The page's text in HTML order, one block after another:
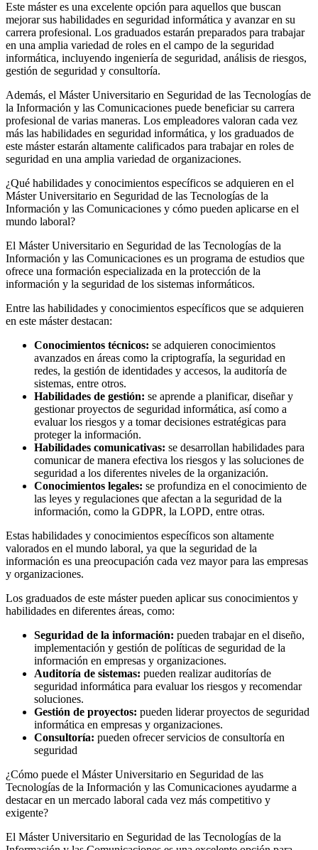
Este máster es una excelente opción para aquellos que buscan
mejorar sus habilidades en seguridad informática y avanzar en su
carrera profesional. Los graduados estarán preparados para trabajar
en una amplia variedad de roles en el campo de la seguridad
informática, incluyendo ingeniería de seguridad, análisis de riesgos,
gestión de seguridad y consultoría.
Además, el Máster Universitario en Seguridad de las Tecnologías de
la Información y las Comunicaciones puede beneficiar su carrera
profesional de varias maneras. Los empleadores valoran cada vez
más las habilidades en seguridad informática, y los graduados de
este máster estarán altamente calificados para trabajar en roles de
seguridad en una amplia variedad de organizaciones.
¿Qué habilidades y conocimientos específicos se adquieren en el
Máster Universitario en Seguridad de las Tecnologías de la
Información y las Comunicaciones y cómo pueden aplicarse en el
mundo laboral?
El Máster Universitario en Seguridad de las Tecnologías de la
Información y las Comunicaciones es un programa de estudios que
ofrece una formación especializada en la protección de la
información y la seguridad de los sistemas informáticos.
Entre las habilidades y conocimientos específicos que se adquieren
en este máster destacan:
Conocimientos técnicos: se adquieren conocimientos
avanzados en áreas como la criptografía, la seguridad en
redes, la gestión de identidades y accesos, la auditoría de
sistemas, entre otros.
Habilidades de gestión: se aprende a planificar, diseñar y
gestionar proyectos de seguridad informática, así como a
evaluar los riesgos y a tomar decisiones estratégicas para
proteger la información.
Habilidades comunicativas: se desarrollan habilidades para
comunicar de manera efectiva los riesgos y las soluciones de
seguridad a los diferentes niveles de la organización.
Conocimientos legales: se profundiza en el conocimiento de
las leyes y regulaciones que afectan a la seguridad de la
información, como la GDPR, la LOPD, entre otras.
Estas habilidades y conocimientos específicos son altamente
valorados en el mundo laboral, ya que la seguridad de la
información es una preocupación cada vez mayor para las empresas
y organizaciones.
Los graduados de este máster pueden aplicar sus conocimientos y
habilidades en diferentes áreas, como:
Seguridad de la información: pueden trabajar en el diseño,
implementación y gestión de políticas de seguridad de la
información en empresas y organizaciones.
Auditoría de sistemas: pueden realizar auditorías de
seguridad informática para evaluar los riesgos y recomendar
soluciones.
Gestión de proyectos: pueden liderar proyectos de seguridad
informática en empresas y organizaciones.
Consultoría: pueden ofrecer servicios de consultoría en
seguridad
¿Cómo puede el Máster Universitario en Seguridad de las
Tecnologías de la Información y las Comunicaciones ayudarme a
destacar en un mercado laboral cada vez más competitivo y
exigente?
El Máster Universitario en Seguridad de las Tecnologías de la